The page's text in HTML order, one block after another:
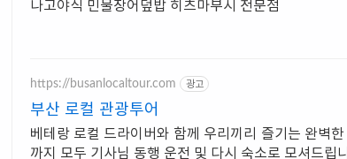
나고야식 민물장어덮밥 히츠마부시 전문점
https://busanlocaltour.com 광고
부산 로컬 관광투어
베테랑 로컬 드라이버와 함께 우리끼리 즐기는 완벽
까지 모두 기사님 동행 운전 및 다시 숙소로 모셔드립